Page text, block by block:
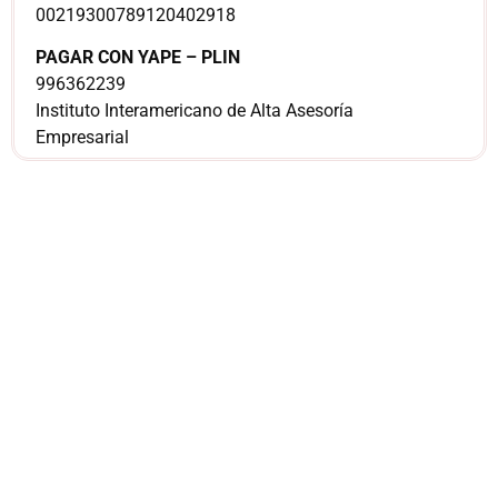
00219300789120402918
PAGAR CON YAPE – PLIN
996362239
Instituto Interamericano de Alta Asesoría
Empresarial